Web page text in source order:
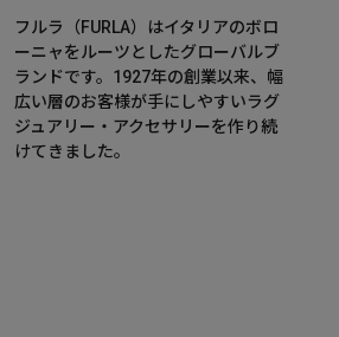
フルラ（FURLA）はイタリアのボロ
ーニャをルーツとしたグローバルブ
ランドです。1927年の創業以来、幅
広い層のお客様が手にしやすいラグ
ジュアリー・アクセサリーを作り続
けてきました。